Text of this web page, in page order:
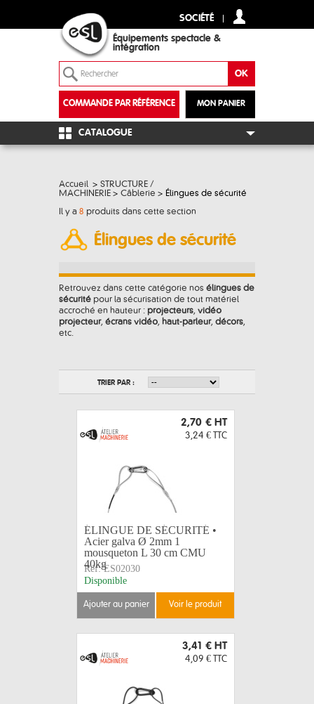
SOCIÉTÉ
Équipements spectacle &
intégration
MON PANIER
COMMANDE PAR RÉFÉRENCE
+
CATALOGUE
Accueil > STRUCTURE /
MACHINERIE > Câblerie > Élingues de sécurité
Il y a 8 produits dans cette section
Élingues de sécurité
Retrouvez dans cette catégorie nos élingues de
sécurité pour la sécurisation de tout matériel
accroché en hauteur : projecteurs, vidéo
projecteur, écrans vidéo, haut-parleur, décors,
etc.
TRIER PAR :
2,70 € HT
3,24 € TTC
ÉLINGUE DE SÉCURITÉ •
Acier galva Ø 2mm 1
mousqueton L 30 cm CMU
40kg
Réf: ES02030
Disponible
ajouter au panier voir le produit
3,41 € HT
4,09 € TTC